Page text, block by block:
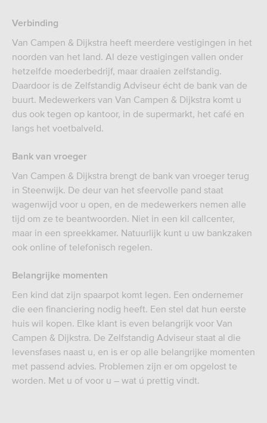
Verbinding
Van Campen & Dijkstra heeft meerdere vestigingen in het
noorden van het land. Al deze vestigingen vallen onder
hetzelfde moederbedrijf, maar draaien zelfstandig.
Daardoor is de Zelfstandig Adviseur écht de bank van de
buurt. Medewerkers van Van Campen & Dijkstra komt u
dus ook tegen op kantoor, in de supermarkt, het café en
langs het voetbalveld.
Bank van vroeger
Van Campen & Dijkstra brengt de bank van vroeger terug
in Steenwijk. De deur van het sfeervolle pand staat
wagenwijd voor u open, en de medewerkers nemen alle
tijd om ze te beantwoorden. Niet in een kil callcenter,
maar in een spreekkamer. Natuurlijk kunt u uw bankzaken
ook online of telefonisch regelen.
Belangrijke momenten
Een kind dat zijn spaarpot komt legen. Een ondernemer
die een financiering nodig heeft. Een stel dat hun eerste
huis wil kopen. Elke klant is even belangrijk voor Van
Campen & Dijkstra. De Zelfstandig Adviseur staat al die
levensfases naast u, en is er op alle belangrijke momenten
met passend advies. Problemen zijn er om opgelost te
worden. Met u of voor u – wat ú prettig vindt.